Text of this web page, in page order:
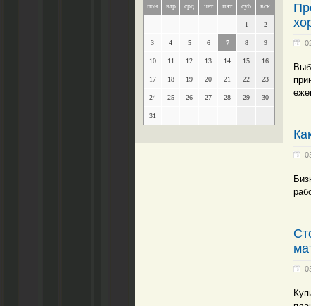
пон втр срд чет пят суб вск
1 2
3 4 5 6 7 8 9
10 11 12 13 14 15 16
17 18 19 20 21 22 23
24 25 26 27 28 29 30
31